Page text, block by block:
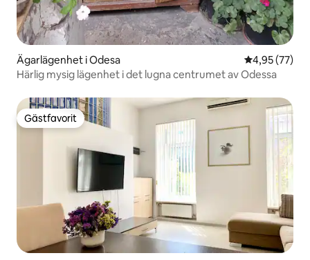
Ägarlägenhet i Odesa 4,95 av 5 i
4,95 (77)
Härlig mysig lägenhet i det lugna centrumet av Odessa
Gästfavorit
Gästfavorit